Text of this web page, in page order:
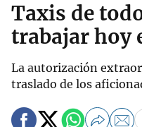
Taxis de
trabajar hoy
La autorización
traslado de los